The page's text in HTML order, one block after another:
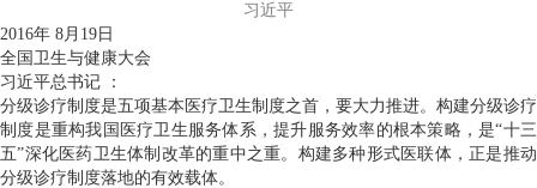
习近平
2016年 8月19日
全国卫生与健康大会
习近平总书记 ：
分级诊疗制度是五项基本医疗卫生制度之首，要大力推进。构建分级诊疗
制度是重构我国医疗卫生服务体系，提升服务效率的根本策略，是“十三
五”深化医药卫生体制改革的重中之重。构建多种形式医联体，正是推动
分级诊疗制度落地的有效载体。